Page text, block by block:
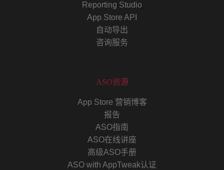
Reporting Studio
App Store API
自动导出
咨询服务
ASO资源
App Store 营销博客
报告
ASO指南
ASO在线讲座
高级ASO手册
ASO with AppTweak认证